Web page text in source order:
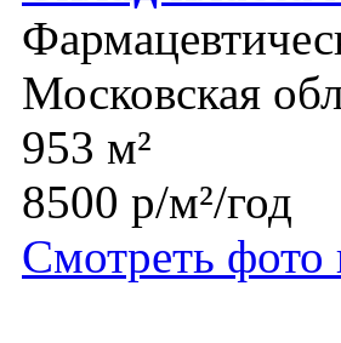
Московская
953 м²
8500 р/м²/год
Смотреть фото